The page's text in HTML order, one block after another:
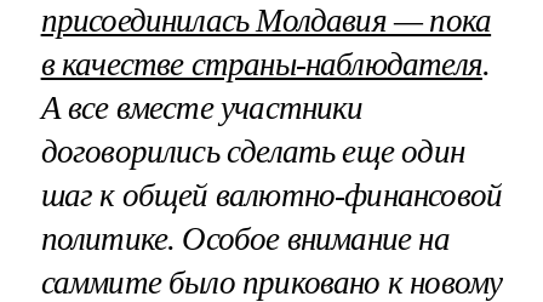
присоединилась Молдавия — пока
в качестве страны-наблюдателя.
А все вместе участники
договорились сделать еще один
шаг к общей валютно-финансовой
политике. Особое внимание на
саммите было приковано к новому